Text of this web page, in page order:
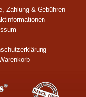
Zahlung & Gebühren